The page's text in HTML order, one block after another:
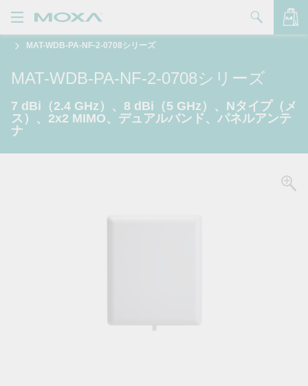
品
リューション
ポート
MAT-WDB-PA-NF-2-0708シリーズ
MAT-WDB-PA-NF-2-0708シリーズ
7 dBi（2.4 GHz）、8 dBi（5 GHz）、Nタイプ（メ
ス）、2x2 MIMO、デュアルバンド、パネルアンテ
ナ
バッグを見る